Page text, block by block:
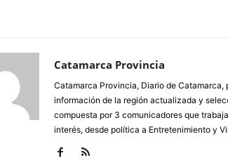
Catamarca Provincia
Catamarca Provincia, Diario de
información de la región actualizada y
compuesta por 3 comunicadores que
interés, desde política a Entretenimiento y